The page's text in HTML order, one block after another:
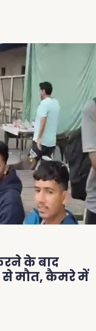
के बाद
से मौत, कैमरे में